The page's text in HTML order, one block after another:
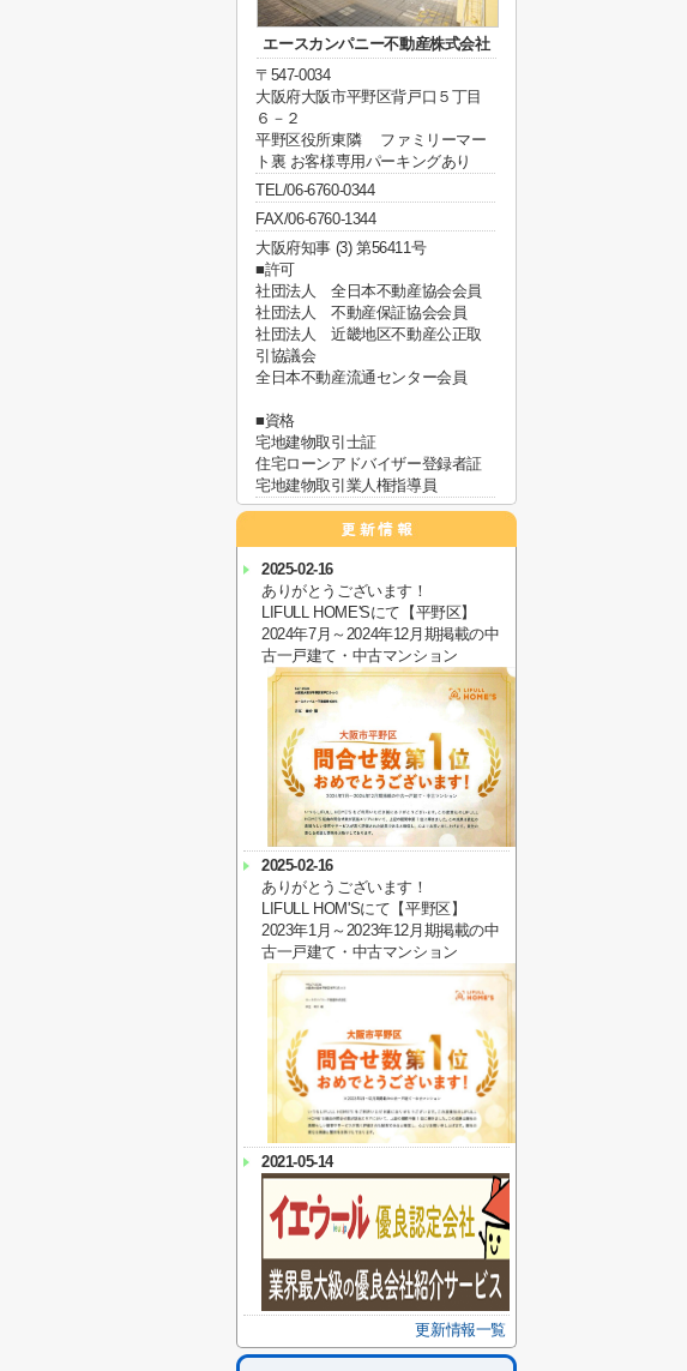
エースカンパニー不動産株式会社
〒547-0034
大阪府大阪市平野区背戸口５丁目
６－２
平野区役所東隣 ファミリーマー
ト裏 お客様専用パーキングあり
TEL/06-6760-0344
FAX/06-6760-1344
大阪府知事 (3) 第56411号
■許可
社団法人 全日本不動産協会会員
社団法人 不動産保証協会会員
社団法人 近畿地区不動産公正取
引協議会
全日本不動産流通センター会員
■資格
宅地建物取引士証
住宅ローンアドバイザー登録者証
宅地建物取引業人権指導員
2025-02-16
ありがとうございます！
LIFULL HOME'Sにて【平野区】
2024年7月～2024年12月期掲載の中
古一戸建て・中古マンション
2025-02-16
ありがとうございます！
LIFULL HOM'Sにて【平野区】
2023年1月～2023年12月期掲載の中
古一戸建て・中古マンション
2021-05-14
更新情報一覧